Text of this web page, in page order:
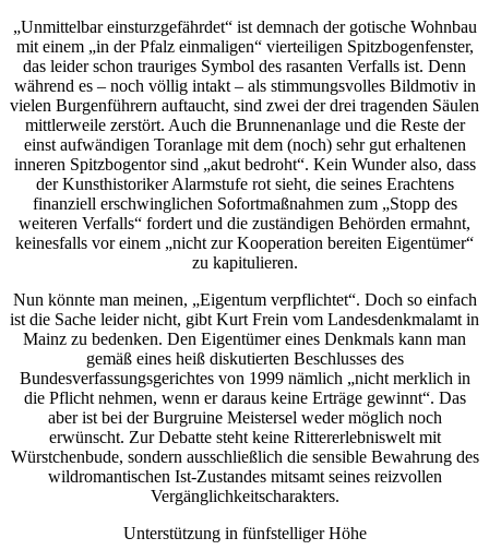
„Unmittelbar einsturzgefährdet“ ist demnach der gotische Wohnbau
mit einem „in der Pfalz einmaligen“ vierteiligen Spitzbogenfenster,
das leider schon trauriges Symbol des rasanten Verfalls ist. Denn
während es – noch völlig intakt – als stimmungsvolles Bildmotiv in
vielen Burgenführern auftaucht, sind zwei der drei tragenden Säulen
mittlerweile zerstört. Auch die Brunnenanlage und die Reste der
einst aufwändigen Toranlage mit dem (noch) sehr gut erhaltenen
inneren Spitzbogentor sind „akut bedroht“. Kein Wunder also, dass
der Kunsthistoriker Alarmstufe rot sieht, die seines Erachtens
finanziell erschwinglichen Sofortmaßnahmen zum „Stopp des
weiteren Verfalls“ fordert und die zuständigen Behörden ermahnt,
keinesfalls vor einem „nicht zur Kooperation bereiten Eigentümer“
zu kapitulieren.
Nun könnte man meinen, „Eigentum verpflichtet“. Doch so einfach
ist die Sache leider nicht, gibt Kurt Frein vom Landesdenkmalamt in
Mainz zu bedenken. Den Eigentümer eines Denkmals kann man
gemäß eines heiß diskutierten Beschlusses des
Bundesverfassungsgerichtes von 1999 nämlich „nicht merklich in
die Pflicht nehmen, wenn er daraus keine Erträge gewinnt“. Das
aber ist bei der Burgruine Meistersel weder möglich noch
erwünscht. Zur Debatte steht keine Rittererlebniswelt mit
Würstchenbude, sondern ausschließlich die sensible Bewahrung des
wildromantischen Ist-Zustandes mitsamt seines reizvollen
Vergänglichkeitscharakters.
Unterstützung in fünfstelliger Höhe